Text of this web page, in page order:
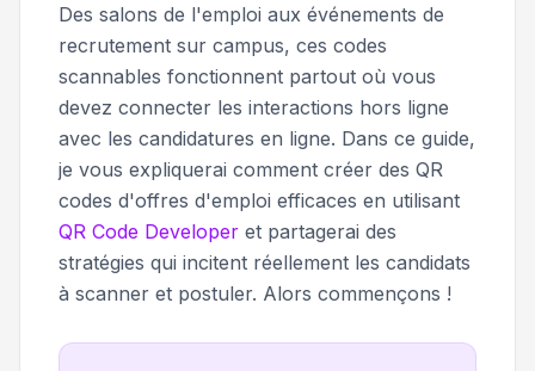
Des salons de l'emploi aux événements de
recrutement sur campus, ces codes
scannables fonctionnent partout où vous
devez connecter les interactions hors ligne
avec les candidatures en ligne. Dans ce guide,
je vous expliquerai comment créer des QR
codes d'offres d'emploi efficaces en utilisant
QR Code Developer et partagerai des
stratégies qui incitent réellement les candidats
à scanner et postuler. Alors commençons !